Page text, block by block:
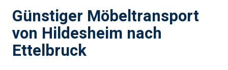
Günstiger Möbeltransport
von Hildesheim nach
Ettelbruck